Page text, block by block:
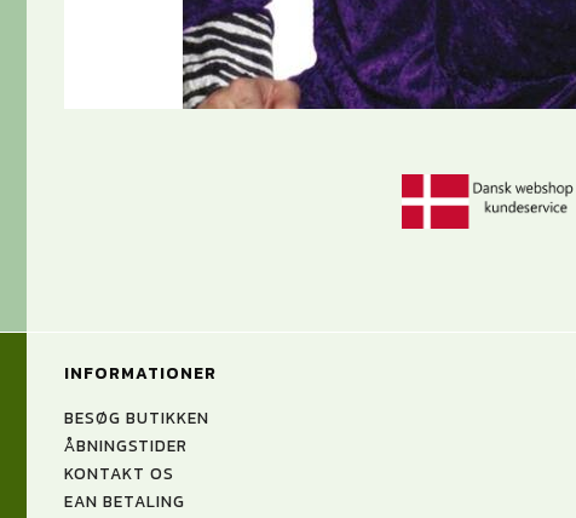
INFORMATIONER
BESØG BUTIKKEN
ÅBNINGSTIDER
KONTAKT OS
EAN BETALING